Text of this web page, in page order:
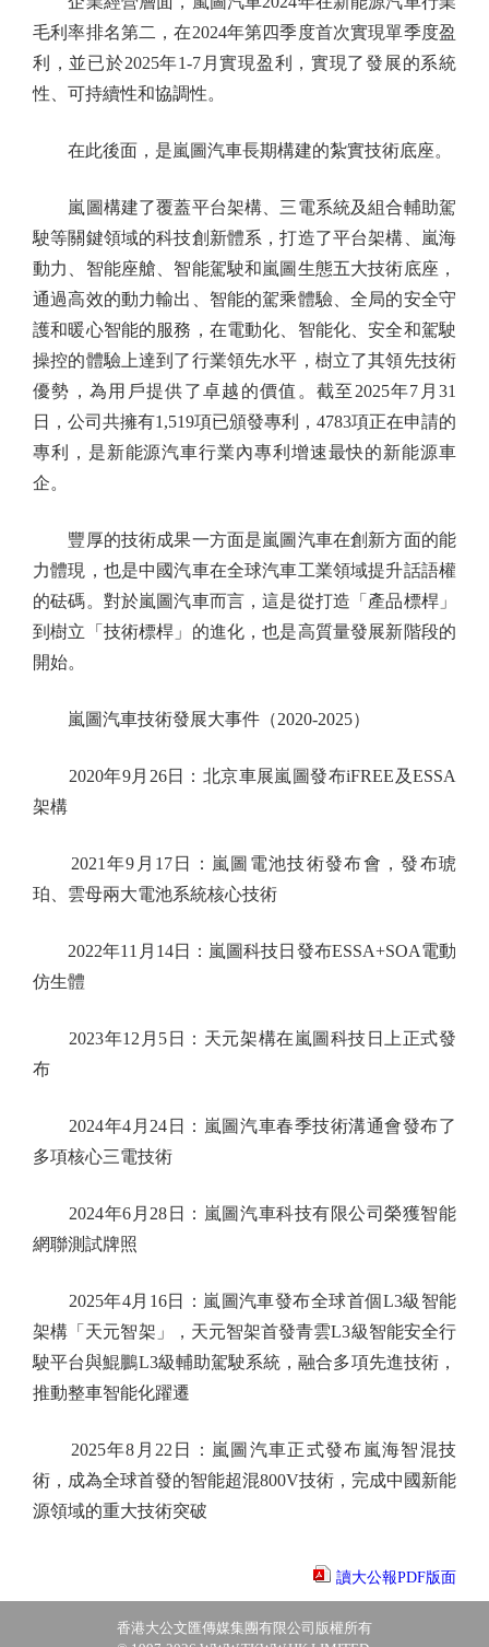
毛利率排名第二，在2024年第四季度首次實現單季度盈
利，並已於2025年1-7月實現盈利，實現了發展的系統
性、可持續性和協調性。
在此後面，是嵐圖汽車長期構建的紮實技術底座。
嵐圖構建了覆蓋平台架構、三電系統及組合輔助駕
駛等關鍵領域的科技創新體系，打造了平台架構、嵐海
動力、智能座艙、智能駕駛和嵐圖生態五大技術底座，
通過高效的動力輸出、智能的駕乘體驗、全局的安全守
護和暖心智能的服務，在電動化、智能化、安全和駕駛
操控的體驗上達到了行業領先水平，樹立了其領先技術
優勢，為用戶提供了卓越的價值。截至2025年7月31
日，公司共擁有1,519項已頒發專利，4783項正在申請的
專利，是新能源汽車行業內專利增速最快的新能源車
企。
豐厚的技術成果一方面是嵐圖汽車在創新方面的能
力體現，也是中國汽車在全球汽車工業領域提升話語權
的砝碼。對於嵐圖汽車而言，這是從打造「產品標桿」
到樹立「技術標桿」的進化，也是高質量發展新階段的
開始。
嵐圖汽車技術發展大事件（2020-2025）
2020年9月26日：北京車展嵐圖發布iFREE及ESSA
架構
2021年9月17日：嵐圖電池技術發布會，發布琥
珀、雲母兩大電池系統核心技術
2022年11月14日：嵐圖科技日發布ESSA+SOA電動
仿生體
2023年12月5日：天元架構在嵐圖科技日上正式發
布
2024年4月24日：嵐圖汽車春季技術溝通會發布了
多項核心三電技術
2024年6月28日：嵐圖汽車科技有限公司榮獲智能
網聯測試牌照
2025年4月16日：嵐圖汽車發布全球首個L3級智能
架構「天元智架」，天元智架首發青雲L3級智能安全行
駛平台與鯤鵬L3級輔助駕駛系統，融合多項先進技術，
推動整車智能化躍遷
2025年8月22日：嵐圖汽車正式發布嵐海智混技
術，成為全球首發的智能超混800V技術，完成中國新能
源領域的重大技術突破
讀大公報PDF版面
香港大公文匯傳媒集團有限公司版權所有